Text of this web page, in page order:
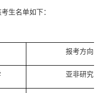
生名单如下：
报考方向
亚非研究